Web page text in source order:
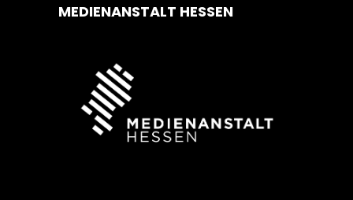
MEDIENANSTALT HESSEN